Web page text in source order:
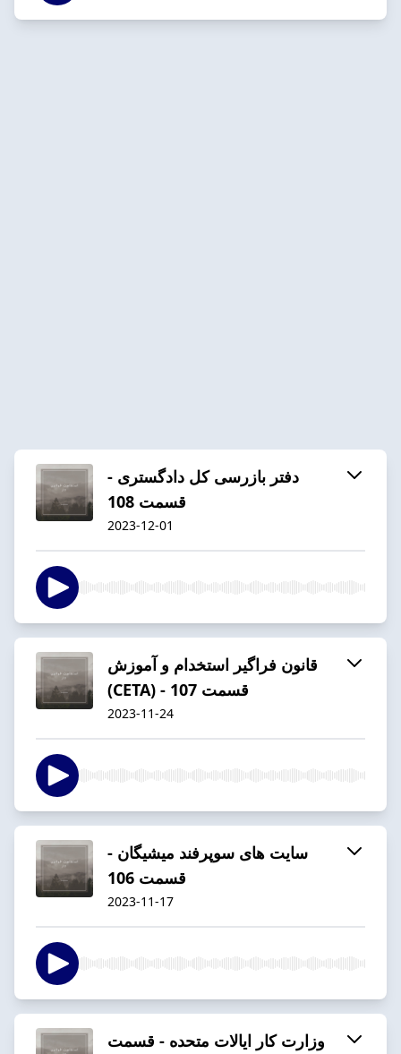
دفتر بازرسی کل دادگستری -
قسمت 108
2023-12-01
قانون فراگیر استخدام و آموزش
(CETA) - قسمت 107
2023-11-24
سایت های سوپرفند میشیگان -
قسمت 106
2023-11-17
وزارت کار ایالات متحده - قسمت